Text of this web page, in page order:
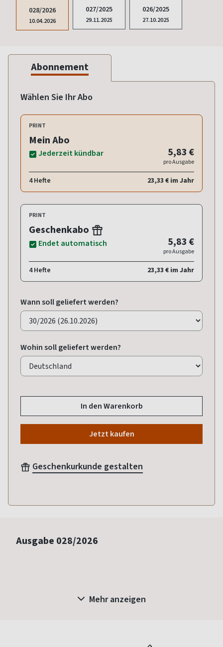
028/2026
10.04.2026
027/2025
29.11.2025
026/2025
27.10.2025
Abonnement
Wählen Sie Ihr Abo
PRINT
Mein Abo
Jederzeit kündbar 5,83 €
pro Ausgabe
4 Hefte 23,33 € im Jahr
PRINT
Geschenkabo
Endet automatisch 5,83 €
pro Ausgabe
4 Hefte 23,33 € im Jahr
Wann soll geliefert werden?
Wohin soll geliefert werden?
In den Warenkorb
Jetzt kaufen
Geschenkurkunde gestalten
Ausgabe 028/2026
Mehr anzeigen